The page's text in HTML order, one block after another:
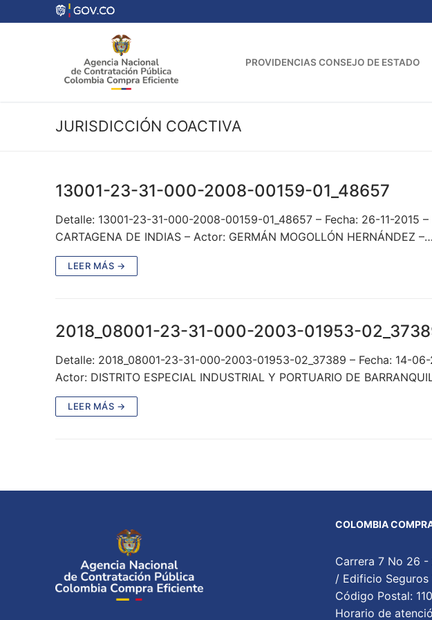
al
PROVIDENCIAS CONSEJO DE ESTADO
JURISDICCIÓN COACTIVA
13001-23-31-000-2008-00159-01_48657
Detalle: 13001-23-31-000-2008-00159-01_48657 – Fecha: 26-11-2015
CARTAGENA DE INDIAS – Actor: GERMÁN MOGOLLÓN HERNÁNDEZ –…
LEER MÁS →
2018_08001-23-31-000-2003-01953-
Detalle: 2018_08001-23-31-000-2003-01953-02_37389 – Fecha: 14-
Actor: DISTRITO ESPECIAL INDUSTRIAL Y PORTUARIO DE
LEER MÁS →
COLOMBIA
Carrera 7 No 26
/ Edificio Seguros
Código Postal:
Horario de